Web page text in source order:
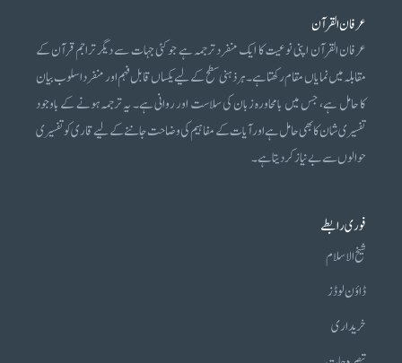
عرفان القرآن
عرفان القرآن اپنی نوعیت کا ایک منفرد ترجمہ ہے جو کئی جہات سے دیگر تراجم قرآن کے
مقابلہ میں نمایاں مقام رکھتا ہے۔ ہر ذہنی سطح کے لیے یکساں قابل فہم اور منفرد اسلوب بیان
کا حامل ہے، جس میں بامحاورہ زبان کی سلاست اور روانی ہے۔ یہ ترجمہ ہونے کے باوجود
تفسیری شان کا بھی حامل ہے اور آیات کے مفاہیم کی وضاحت جاننے کے لیے قاری کو تفسیری
حوالوں سے بے نیاز کر دیتا ہے۔
فوری رابطے
شیخ الاسلام
ڈاؤن لوڈز
خریداری